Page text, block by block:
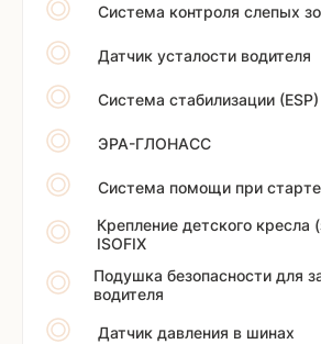
Система контроля слепых
Датчик усталости водителя
Система стабилизации (ESP)
ЭРА-ГЛОНАСС
Система помощи при старте
Крепление детского кресла
ISOFIX
Подушка безопасности для
водителя
Датчик давления в шинах